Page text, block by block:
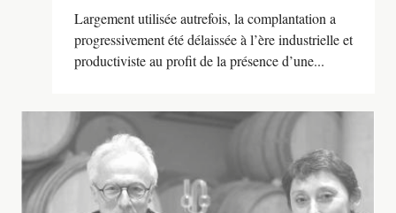
Largement utilisée autrefois, la complantation a
progressivement été délaissée à l’ère industrielle et
productiviste au profit de la présence d’une...